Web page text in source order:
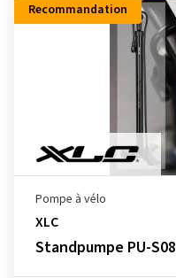
Recommandation
Pompe à vélo
XLC
Standpumpe PU-S08